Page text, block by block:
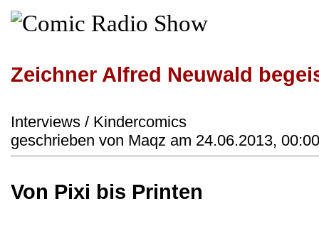
Zeichner Alfred Neuwald
Interviews / Kindercomics
geschrieben von Maqz am 24.06.2013,
Von Pixi bis Printen